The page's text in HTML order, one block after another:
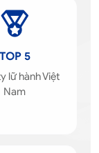
TOP 5
lữ hành Việt
Nam